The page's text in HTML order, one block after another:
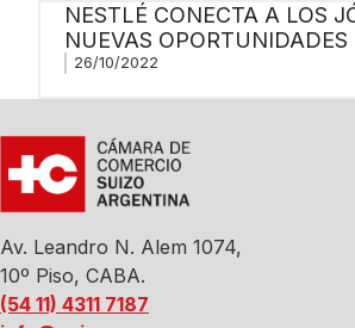
NESTLÉ CONECTA A LOS
NUEVAS OPORTUNIDADES
26/10/2022
Av. Leandro N. Alem 1074,
10º Piso, CABA.
(54 11) 4311 7187